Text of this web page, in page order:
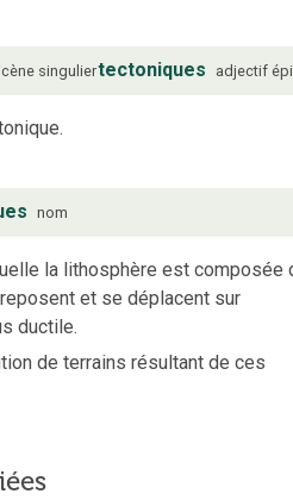
singuliertectoniques adjectif
nom
la lithosphère est composée
et se déplacent sur
ductile.
de terrains résultant de ces